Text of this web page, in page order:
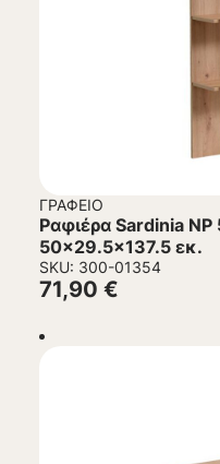
ΓΡΑΦΕΊΟ
Ραφιέρα Sardinia
50×29.5×137.5 εκ.
SKU: 300-01354
71,90 €